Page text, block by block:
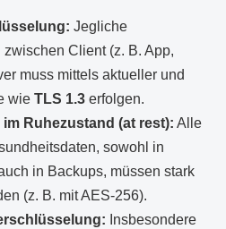
Jegliche
Client (z. B. App,
muss mittels aktueller und
wie TLS 1.3 erfolgen.
Ruhezustand (at rest): Alle
sowohl in
in Backups, müssen stark
(z. B. mit AES-256).
Insbesondere